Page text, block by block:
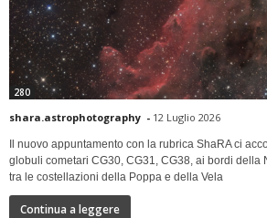
280
shara.astrophotography - 12 Luglio 2026
Il nuovo appuntamento con la rubrica ShaRA ci
globuli cometari CG30, CG31, CG38, ai bordi della
tra le costellazioni della Poppa e della Vela
Continua a leggere